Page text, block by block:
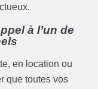
à l’un de
en location ou
que toutes vos